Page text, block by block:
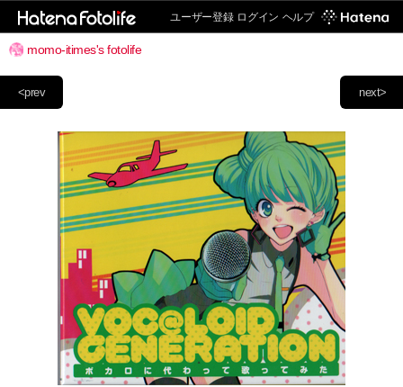
ユーザー登録 ログイン ヘルプ
momo-itimes's fotolife
next>
<prev